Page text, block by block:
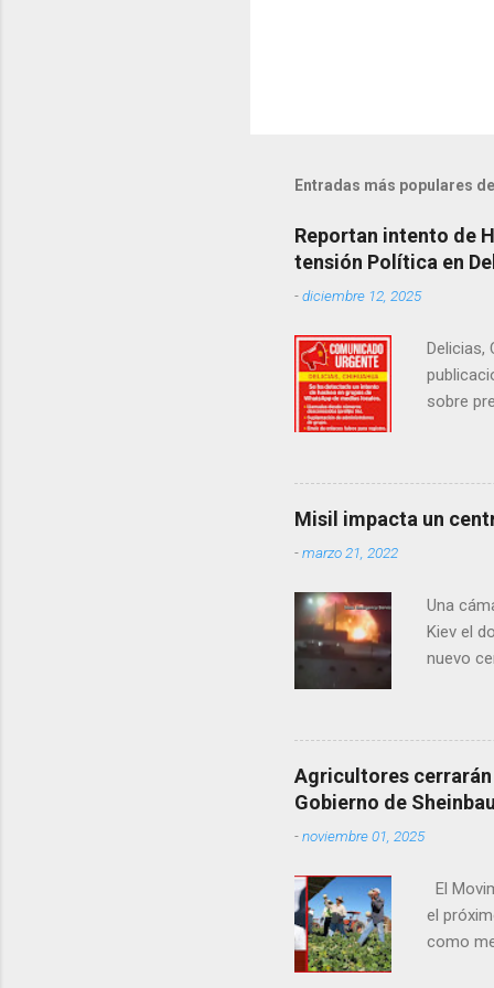
Entradas más populares
Reportan intento de
tensión Política en
-diciembre 12, 2025
Delicias,
sobre
la
los
Misil impacta un
-marzo 21, 2022
Una
Kiev el
nuevo
años,
cientos
Agricultores cerrarán
Gobierno de
-noviembre 01, 2025
El
el
como